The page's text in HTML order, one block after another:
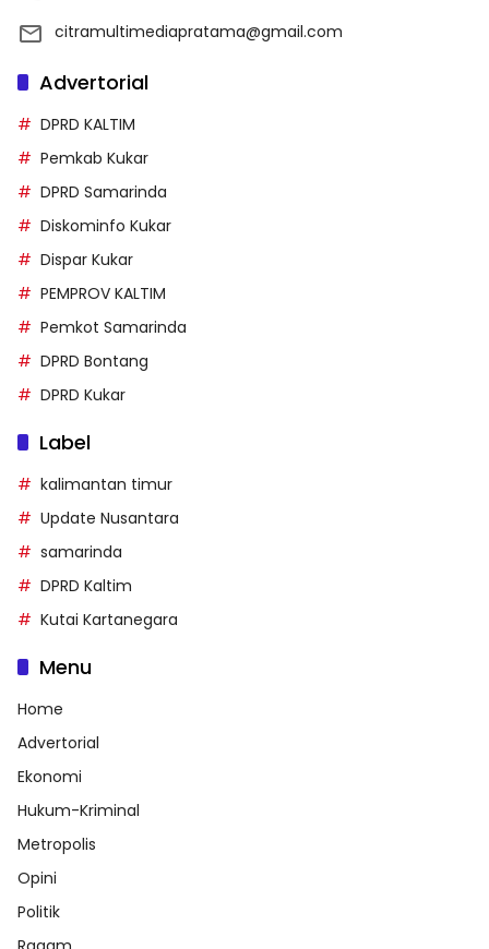
citramultimediapratama@gmail.com
Advertorial
DPRD KALTIM
Pemkab Kukar
DPRD Samarinda
Diskominfo Kukar
Dispar Kukar
PEMPROV KALTIM
Pemkot Samarinda
DPRD Bontang
DPRD Kukar
Label
kalimantan timur
Update Nusantara
samarinda
DPRD Kaltim
Kutai Kartanegara
Menu
Home
Advertorial
Ekonomi
Hukum-Kriminal
Metropolis
Opini
Politik